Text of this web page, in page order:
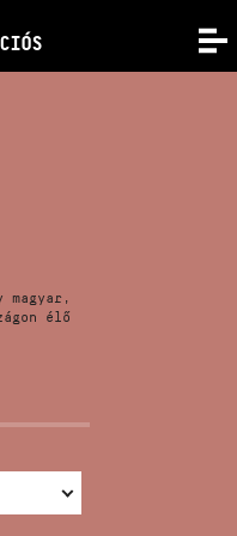
magyar,
élő